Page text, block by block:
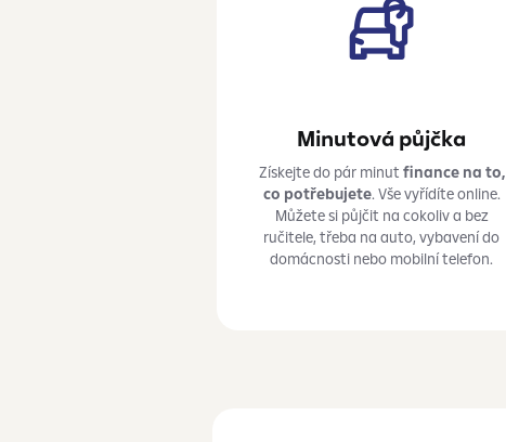
Minutová půjčka
Získejte do pár minut finance na to,
co potřebujete. Vše vyřídíte online.
Můžete si půjčit na cokoliv a bez
ručitele, třeba na auto, vybavení do
domácnosti nebo mobilní telefon.